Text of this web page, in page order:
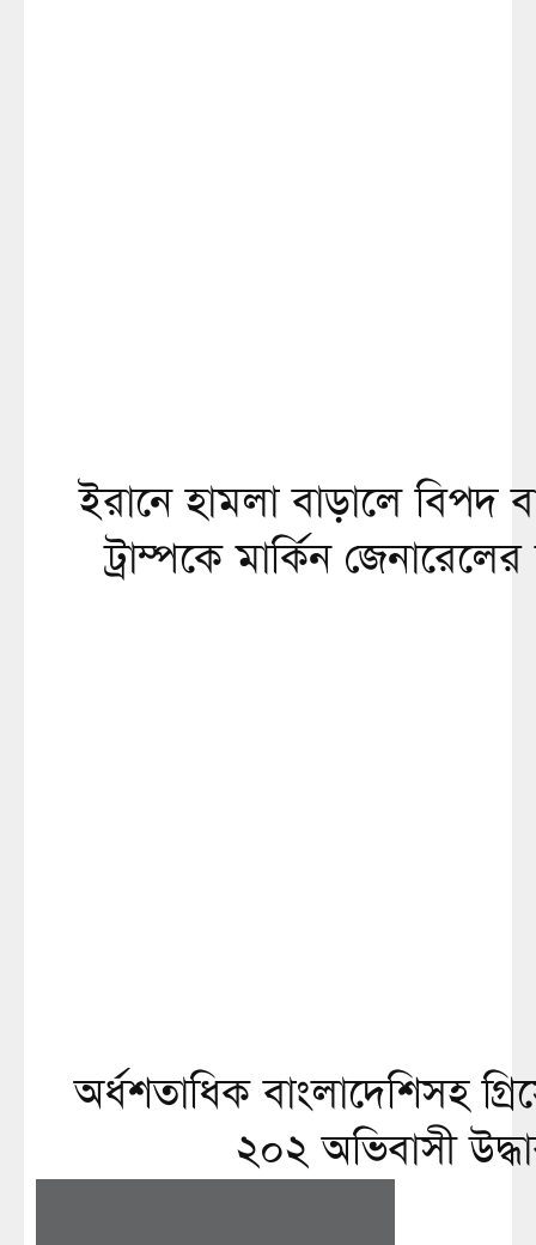
ইরানে হামলা বাড়ালে বিপদ
ট্রাম্পকে মার্কিন জেনারেলের
অর্ধশতাধিক বাংলাদেশিসহ
২০২ অভিবাসী